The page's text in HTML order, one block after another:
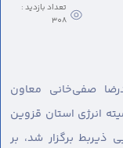
تعداد بازدید :
308
صفی‌خانی معاون
انرژی استان قزوین
برگزار شد، بر